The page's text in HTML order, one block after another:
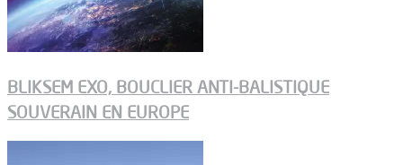
BLIKSEM EXO, BOUCLIER ANTI-BALISTIQUE
SOUVERAIN EN EUROPE